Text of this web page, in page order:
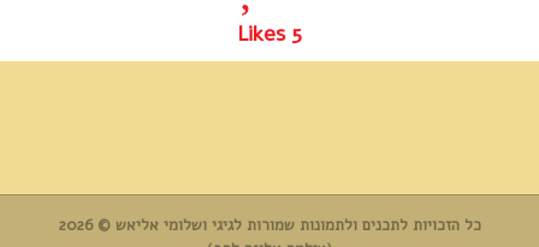
5
Likes
כל הזכויות לתכנים ולתמונות שמורות לגיגי ושלומי אליאש © 2026